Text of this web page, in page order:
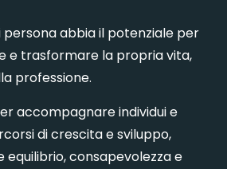
abbia il potenziale per
e trasformare la propria vita,
professione.
accompagnare individui e
di crescita e sviluppo,
consapevolezza e